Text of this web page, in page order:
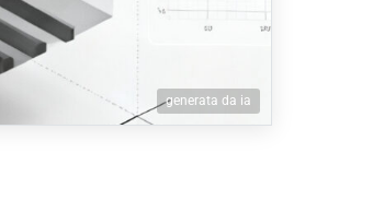
generata da ia